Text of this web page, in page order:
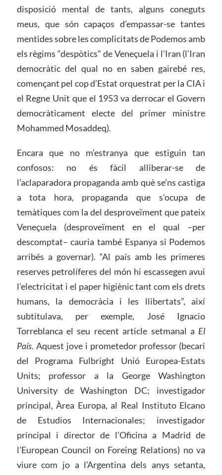
disposició mental de tants, alguns coneguts
meus, que són capaços d’empassar-se tantes
mentides sobre les complicitats de Podemos amb
els règims “despòtics” de Veneçuela i l’Iran (l’Iran
democràtic del qual no en saben gairebé res,
començant pel cop d’Estat orquestrat per la CIA i
el Regne Unit que el 1953 va derrocar el Govern
democràticament electe del primer ministre
Mohammed Mosaddeq).
Encara que no m’estranya que estiguin tan
confosos: no és fàcil alliberar-se de
l’aclaparadora propaganda amb què se’ns castiga
a tota hora, propaganda que s’ocupa de
temàtiques com la del desproveïment que pateix
Veneçuela (desproveïment en el qual ­–per
descomptat– cauria també Espanya si Podemos
arribés a governar). “Al país amb les primeres
reserves petrolíferes del món hi escassegen avui
l’electricitat i el paper higiènic tant com els drets
humans, la democràcia i les llibertats”, així
subtitulava, per exemple, José Ignacio
Torreblanca el seu recent article setmanal a El
País. Aquest jove i prometedor professor (becari
del Programa Fulbright Unió Europea-Estats
Units; professor a la George Washington
University de Washington DC; investigador
principal, Àrea Europa, al Real Instituto Elcano
de Estudios Internacionales; investigador
principal i director de l’Oficina a Madrid de
l’European Council on Foreing Relations) no va
viure com jo a l’Argentina dels anys setanta,